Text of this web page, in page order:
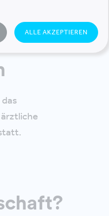
ALLE AKZEPTIEREN